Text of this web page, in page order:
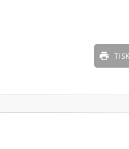
TISK